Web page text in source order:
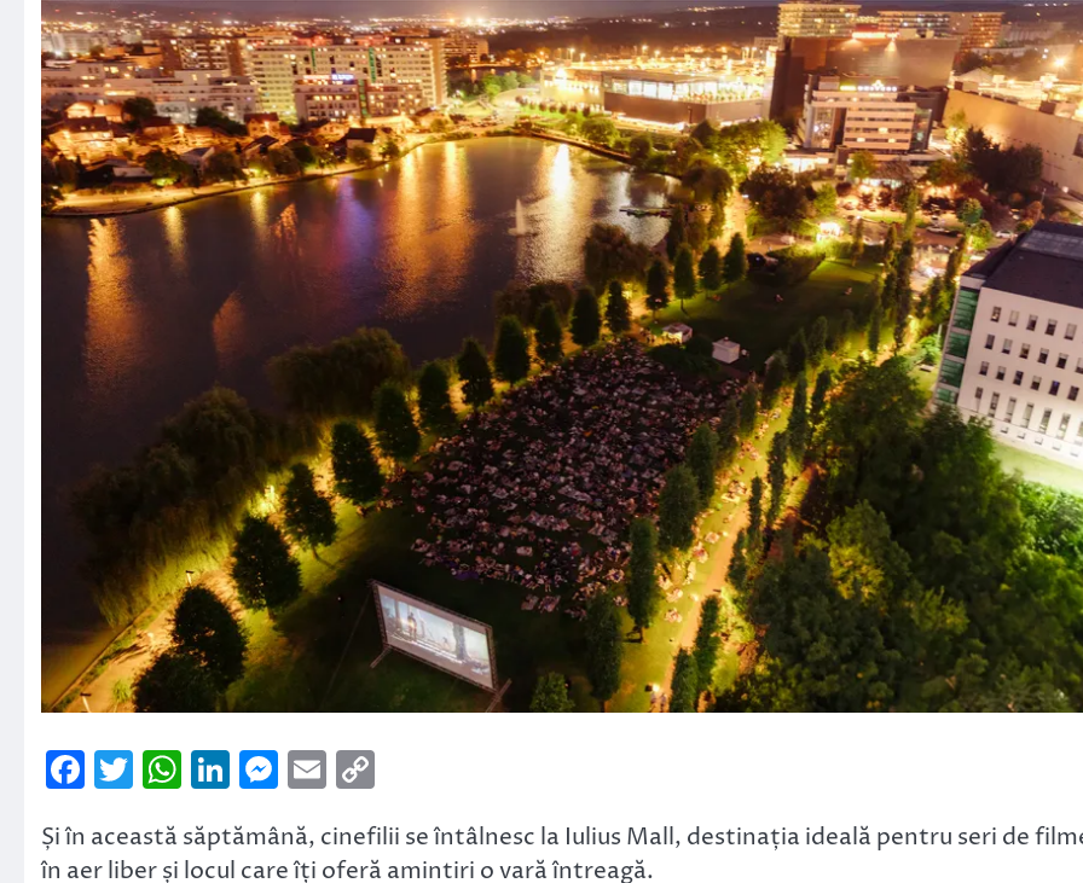
Facebook
Twitter
WhatsApp
LinkedIn
Messenger
Email
Și în această săptămână, cinefilii se întâlnesc la Iulius Mall, destinația ideală pentru seri de
în aer liber și locul care îți oferă amintiri o vară întreagă.